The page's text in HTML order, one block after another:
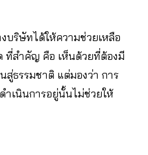
ริษัทได้ให้ความช่วยเหลือ
ที่สำคัญ คือ เห็นด้วยที่ต้องมี
ธรรมชาติ แต่มองว่า การ
เนินการอยู่นั้นไม่ช่วยให้